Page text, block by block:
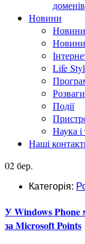
доменів
Новини
Life
Розваги
Події
Наука і
Наші
02 бер.
Категорія:
У Windows Phone
за Microsoft Points